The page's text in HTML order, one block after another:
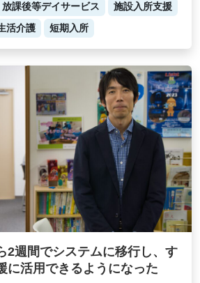
放課後等デイサービス
施設入所支援
活介護
短期入所
2週間でシステムに移行し、す
に活用できるようになった